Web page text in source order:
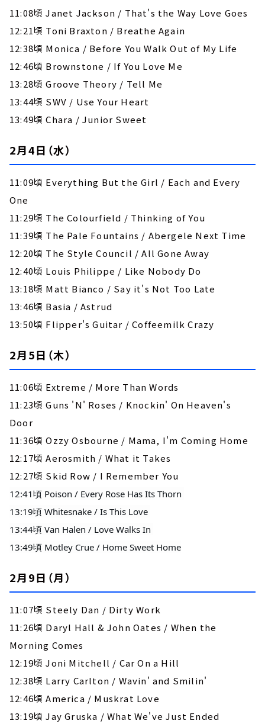
11:08頃 Janet Jackson / That's the Way Love Goes
12:21頃 Toni Braxton / Breathe Again
12:38頃 Monica / Before You Walk Out of My Life
12:46頃 Brownstone / If You Love Me
13:28頃 Groove Theory / Tell Me
13:44頃 SWV / Use Your Heart
13:49頃 Chara / Junior Sweet
2月4日（水）
11:09頃 Everything But the Girl / Each and Every
One
11:29頃 The Colourfield / Thinking of You
11:39頃 The Pale Fountains / Abergele Next Time
12:20頃 The Style Council / All Gone Away
12:40頃 Louis Philippe / Like Nobody Do
13:18頃 Matt Bianco / Say it's Not Too Late
13:46頃 Basia / Astrud
13:50頃 Flipper's Guitar / Coffeemilk Crazy
2月5日（木）
11:06頃 Extreme / More Than Words
11:23頃 Guns 'N' Roses / Knockin' On Heaven's
Door
11:36頃 Ozzy Osbourne / Mama, I'm Coming Home
12:17頃 Aerosmith / What it Takes
12:27頃 Skid Row / I Remember You
12:41頃 Poison / Every Rose Has Its Thorn
13:19頃 Whitesnake / Is This Love
13:44頃 Van Halen / Love Walks In
13:49頃 Motley Crue / Home Sweet Home
2月9日（月）
11:07頃 Steely Dan / Dirty Work
11:26頃 Daryl Hall & John Oates / When the
Morning Comes
12:19頃 Joni Mitchell / Car On a Hill
12:38頃 Larry Carlton / Wavin' and Smilin'
12:46頃 America / Muskrat Love
13:19頃 Jay Gruska / What We've Just Ended